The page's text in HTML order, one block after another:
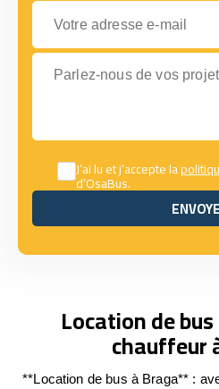
Votre adresse e-mail
Parlez-nous de vos projets
J’ai lu et j’accepte la
d’OsaBus.
Location de
chauffeur
**Location de bus à Braga** :